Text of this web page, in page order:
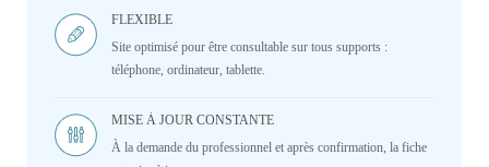
FLEXIBLE
Site optimisé pour être consultable sur tous supports :
téléphone, ordinateur, tablette.
MISE À JOUR CONSTANTE
À la demande du professionnel et après confirmation, la fiche